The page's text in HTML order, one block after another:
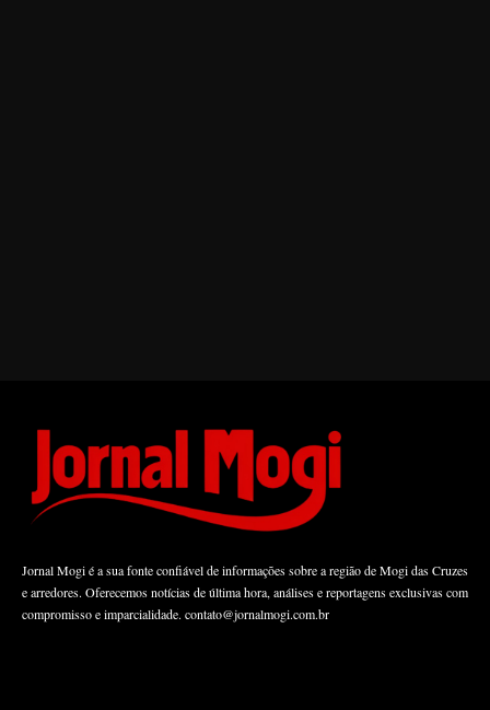
Jornal Mogi é a sua fonte confiável de informações sobre a região de Mogi das Cruzes
e arredores. Oferecemos notícias de última hora, análises e reportagens exclusivas com
compromisso e imparcialidade. contato@jornalmogi.com.br